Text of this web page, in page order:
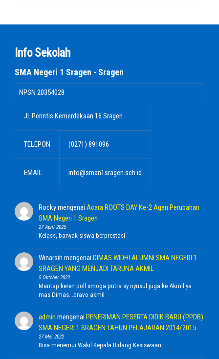
Info Sekolah
SMA Negeri 1 Sragen - Sragen
NPSN 20354028
Jl. Perintis Kemerdekaan 16 Sragen
TELEPON (0271) 891096
EMAIL info@sman1sragen.sch.id
Rockymengenai Acara ROOTS DAY Ke-2 Agen Perubahan
SMA Negeri 1 Sragen
27 April 2025
Kelass, banyak siswa berprestasi
Winarsih mengenai DIMAS WIDHI ALUMNI SMA NEGERI 1
SRAGEN YANG MENJADI TARUNA AKMIL
5 Oktober 2022
Mantap keren poll smoga putra sy nyusul juga ke Akmil ya
mas Dimas...bravo akmil
admin mengenai PENERIMAN PESERTA DIDIK BARU (PPDB)
SMA NEGERI 1 SRAGEN TAHUN PELAJARAN 2014/2015
27 Mei 2022
Bisa menemui Wakil Kepala Bidang Kesiswaan.